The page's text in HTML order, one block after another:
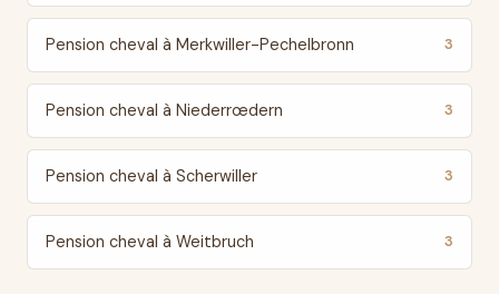
Pension cheval à Merkwiller-Pechelbronn 3
Pension cheval à Niederrœdern 3
Pension cheval à Scherwiller 3
Pension cheval à Weitbruch 3